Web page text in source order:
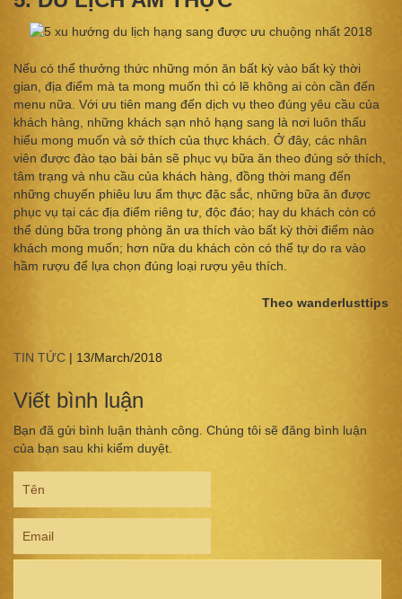
Nếu có thể thưởng thức những món ăn bất kỳ vào bất kỳ thời
gian, địa điểm mà ta mong muốn thì có lẽ không ai còn cần đến
menu nữa. Với ưu tiên mang đến dịch vụ theo đúng yêu cầu của
khách hàng, những khách sạn nhỏ hạng sang là nơi luôn thấu
hiểu mong muốn và sở thích của thực khách. Ở đây, các nhân
viên được đào tạo bài bản sẽ phục vụ bữa ăn theo đúng sở thích,
tâm trạng và nhu cầu của khách hàng, đồng thời mang đến
những chuyến phiêu lưu ẩm thực đặc sắc, những bữa ăn được
phục vụ tại các địa điểm riêng tư, độc đáo; hay du khách còn có
thể dùng bữa trong phòng ăn ưa thích vào bất kỳ thời điểm nào
khách mong muốn; hơn nữa du khách còn có thể tự do ra vào
hầm rượu để lựa chọn đúng loại rượu yêu thích.
Theo wanderlusttips
TIN TỨC | 13/March/2018
Viết bình luận
Bạn đã gửi bình luận thành công. Chúng tôi sẽ đăng bình luận
của bạn sau khi kiểm duyệt.